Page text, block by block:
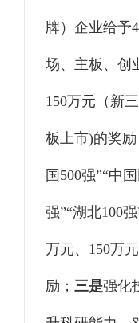
牌）企业给予
场、主板、创
150万元（新
板上市)的奖
国500强”“中
强”“湖北100
万元、150万
励； 三是强化